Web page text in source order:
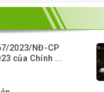
2023/NĐ-CP
của Chính ...